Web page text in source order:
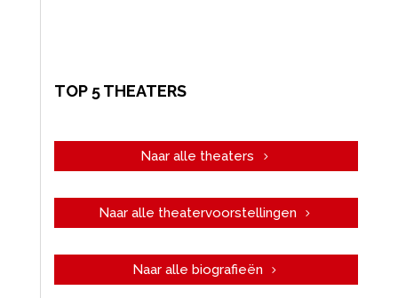
TOP 5 THEATERS
Naar alle theaters
Naar alle theatervoorstellingen
Naar alle biografieën